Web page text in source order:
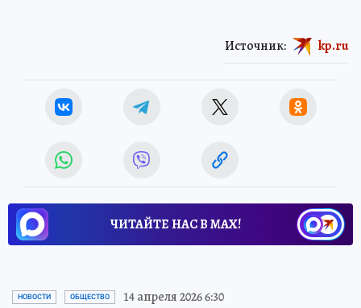
Источник: kp.ru
ЧИТАЙТЕ НАС В МАХ!
НОВОСТИ ОБЩЕСТВО 14 апреля 2026 6:30